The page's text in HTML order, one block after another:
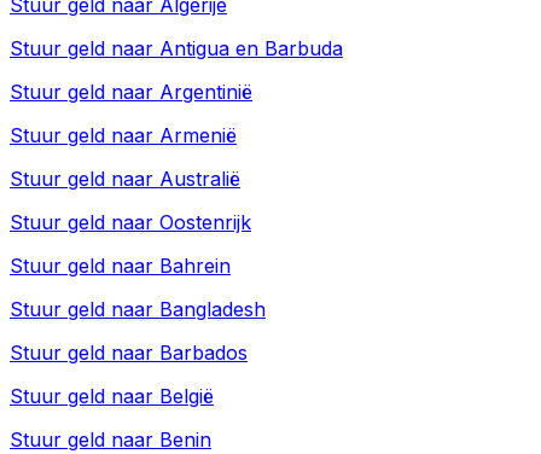
Stuur geld naar Algerije
Stuur geld naar Antigua en Barbuda
Stuur geld naar Argentinië
Stuur geld naar Armenië
Stuur geld naar Australië
Stuur geld naar Oostenrijk
Stuur geld naar Bahrein
Stuur geld naar Bangladesh
Stuur geld naar Barbados
Stuur geld naar België
Stuur geld naar Benin